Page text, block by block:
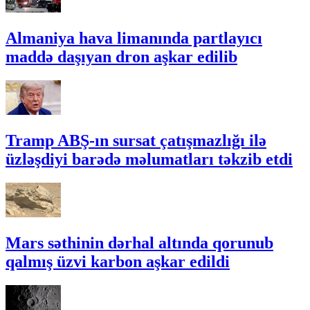
Almaniya hava limanında partlayıcı
maddə daşıyan dron aşkar edilib
Tramp ABŞ-ın sursat çatışmazlığı ilə
üzləşdiyi barədə məlumatları təkzib etdi
Mars səthinin dərhal altında qorunub
qalmış üzvi karbon aşkar edildi